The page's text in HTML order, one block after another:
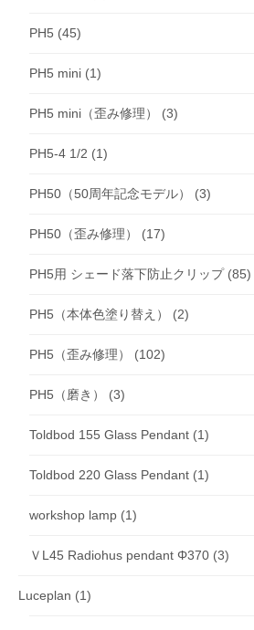
PH5 (45)
PH5 mini (1)
PH5 mini（歪み修理） (3)
PH5-4 1/2 (1)
PH50（50周年記念モデル） (3)
PH50（歪み修理） (17)
PH5用 シェード落下防止クリップ(85)
PH5（本体色塗り替え） (2)
PH5（歪み修理） (102)
PH5（磨き） (3)
Toldbod 155 Glass Pendant (1)
Toldbod 220 Glass Pendant (1)
workshop lamp (1)
ＶL45 Radiohus pendant Φ370 (3)
Luceplan (1)